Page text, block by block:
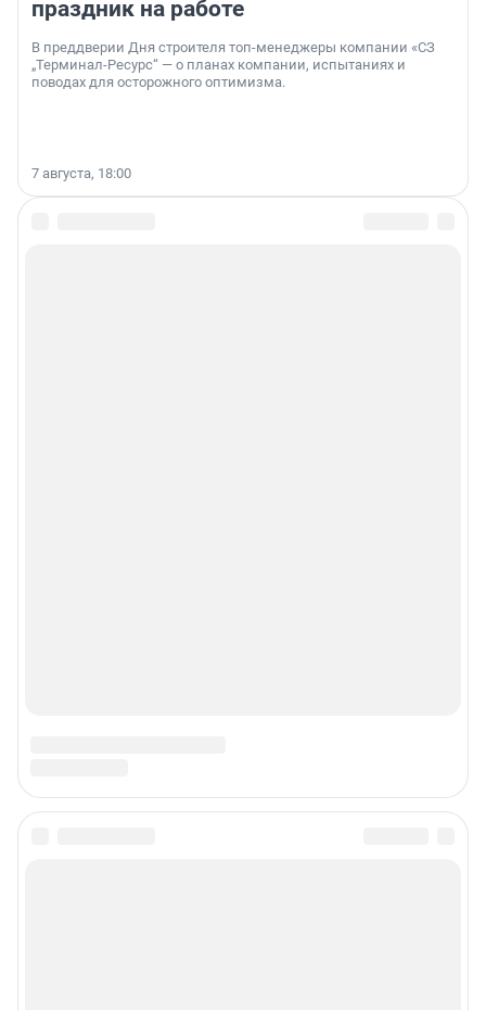
праздник на работе
В преддверии Дня строителя топ-менеджеры компании «СЗ
„Терминал-Ресурс“ — о планах компании, испытаниях и
поводах для осторожного оптимизма.
7 августа, 18:00